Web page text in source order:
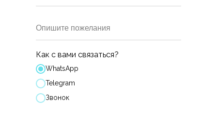
Опишите пожелания
Как с вами связаться?
WhatsApp
Telegram
Звонок